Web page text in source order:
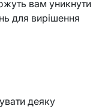
вам уникнути
для вирішення
деяку